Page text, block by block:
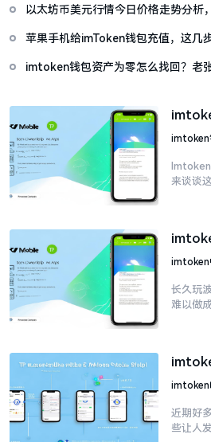
以太坊币美元行情今日价格走势分析
苹果手机给imToken钱包充值，这几
imtoken钱包资产为零怎么找回？老
imtoken
Imtoken
来谈谈
imtoken
长久玩
难以做
imtoken
近期好
些让人